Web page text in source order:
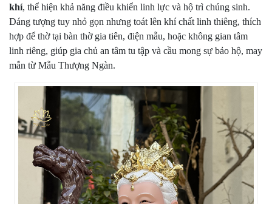
khí, thể hiện khả năng điều khiển linh lực và hộ trì chúng sinh.
Dáng tượng tuy nhỏ gọn nhưng toát lên khí chất linh thiêng, thích
hợp để thờ tại bàn thờ gia tiên, điện mẫu, hoặc không gian tâm
linh riêng, giúp gia chủ an tâm tu tập và cầu mong sự bảo hộ, may
mắn từ Mẫu Thượng Ngàn.